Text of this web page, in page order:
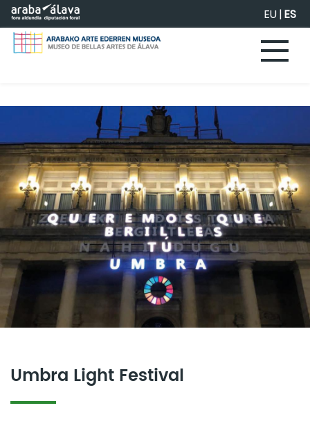
Saltar al contenido principal EU|ES
Umbra Light Festival